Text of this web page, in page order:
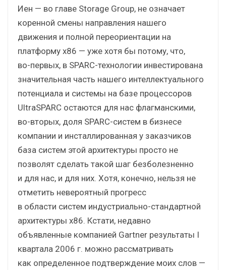
Иен — во главе Storage Group, не означает
коренной смены направления нашего
движения и полной переориентации на
платформу х86 — уже хотя бы потому, что,
во-первых, в SPARC-технологии инвестирована
значительная часть нашего интеллектуального
потенциала и системы на базе процессоров
UltraSPARC остаются для нас флагманскими,
во-вторых, доля SPARC-систем в бизнесе
компании и инсталлированная у заказчиков
база систем этой архитектуры просто не
позволят сделать такой шаг безболезненно
и для нас, и для них. Хотя, конечно, нельзя не
отметить невероятный прогресс
в области систем индустриально-стандартной
архитектуры х86. Кстати, недавно
объявленные компанией Gartner результаты I
квартала 2006 г. можно рассматривать
как определенное подтверждение моих слов —